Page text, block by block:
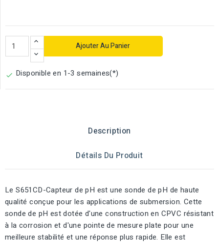
Ajouter Au Panier
 Disponible en 1-3 semaines(*)
Description
Détails Du Produit
Le S651CD-Capteur de pH est une sonde de pH de haute
qualité conçue pour les applications de submersion. Cette
sonde de pH est dotée d'une construction en CPVC résistant
à la corrosion et d'une pointe de mesure plate pour une
meilleure stabilité et une réponse plus rapide. Elle est